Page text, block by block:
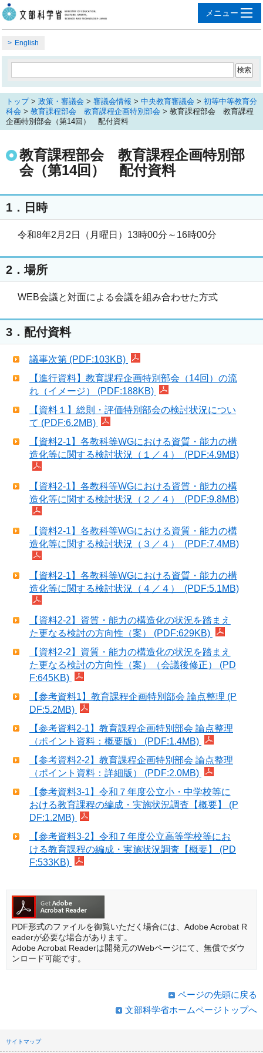
English
トップ> 政策・審議会 > 審議会情報 > 中央教育審議会 > 初等中等教育分
科会 > 教育課程部会 教育課程企画特別部会 > 教育課程部会 教育課程
企画特別部会（第14回） 配付資料
教育課程部会 教育課程企画特別部
会（第14回） 配付資料
1．日時
令和8年2月2日（月曜日）13時00分～16時00分
2．場所
WEB会議と対面による会議を組み合わせた方式
3．配付資料
議事次第 (PDF:103KB)
【進行資料】教育課程企画特別部会（14回）の流
れ（イメージ） (PDF:188KB)
【資料１】総則・評価特別部会の検討状況につい
て (PDF:6.2MB)
【資料2-1】各教科等WGにおける資質・能力の構
造化等に関する検討状況（１／４） (PDF:4.9MB)
【資料2-1】各教科等WGにおける資質・能力の構
造化等に関する検討状況（２／４） (PDF:9.8MB)
【資料2-1】各教科等WGにおける資質・能力の構
造化等に関する検討状況（３／４） (PDF:7.4MB)
【資料2-1】各教科等WGにおける資質・能力の構
造化等に関する検討状況（４／４） (PDF:5.1MB)
【資料2-2】資質・能力の構造化の状況を踏まえ
た更なる検討の方向性（案） (PDF:629KB)
【資料2-2】資質・能力の構造化の状況を踏まえ
た更なる検討の方向性（案）（会議後修正） (PD
F:645KB)
【参考資料1】教育課程企画特別部会 論点整理 (P
DF:5.2MB)
【参考資料2-1】教育課程企画特別部会 論点整理
（ポイント資料：概要版） (PDF:1.4MB)
【参考資料2-2】教育課程企画特別部会 論点整理
（ポイント資料：詳細版） (PDF:2.0MB)
【参考資料3-1】令和７年度公立小・中学校等に
おける教育課程の編成・実施状況調査【概要】 (P
DF:1.2MB)
【参考資料3-2】令和７年度公立高等学校等にお
ける教育課程の編成・実施状況調査【概要】 (PD
F:533KB)
PDF形式のファイルを御覧いただく場合には、Adobe Acrobat R
eaderが必要な場合があります。
Adobe Acrobat Readerは開発元のWebページにて、無償でダウ
ンロード可能です。
ページの先頭に戻る
文部科学省ホームページトップへ
サイトマップ